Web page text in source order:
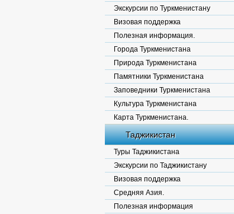
Экскурсии по Туркменистану
Визовая поддержка
Полезная информация.
Города Туркменистана
Природа Туркменистана
Памятники Туркменистана
Заповедники Туркменистана
Культура Туркменистана
Карта Туркменистана.
Таджикистан
Туры Таджикистана
Экскурсии по Таджикистану
Визовая поддержка
Средняя Азия.
Полезная информация